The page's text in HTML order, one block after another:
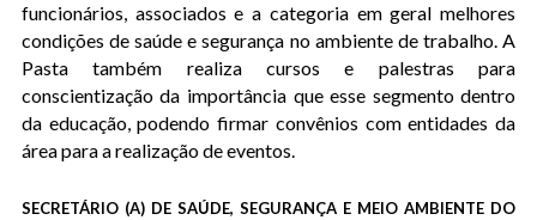
funcionários, associados e a categoria em geral melhores
condições de saúde e segurança no ambiente de trabalho. A
Pasta também realiza cursos e palestras para
conscientização da importância que esse segmento dentro
da educação, podendo firmar convênios com entidades da
área para a realização de eventos.
SECRETÁRIO (A) DE SAÚDE, SEGURANÇA E MEIO AMBIENTE DO